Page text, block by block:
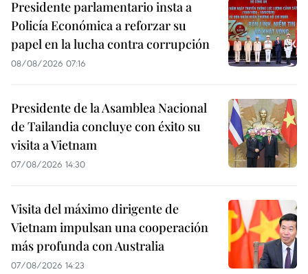
Presidente parlamentario insta a
Policía Económica a reforzar su
papel en la lucha contra corrupción
08/08/2026 07:16
Presidente de la Asamblea Nacional
de Tailandia concluye con éxito su
visita a Vietnam
07/08/2026 14:30
Visita del máximo dirigente de
Vietnam impulsan una cooperación
más profunda con Australia
07/08/2026 14:23